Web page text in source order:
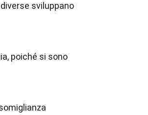
sviluppano
poiché si sono